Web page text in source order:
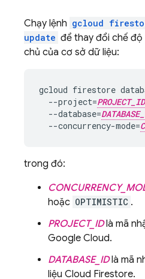
Chạy lệnh gcloud
update để thay đổi chế
chủ của cơ sở dữ liệu:
gcloud firestore
--project=PROJECT_ID
--database=
--concurrency-mode=
trong đó:
hoặc OPTIMISTIC .
PROJECT_IDlà mã
Google Cloud.
DATABASE_IDlà mã
liệu Cloud Firestore.